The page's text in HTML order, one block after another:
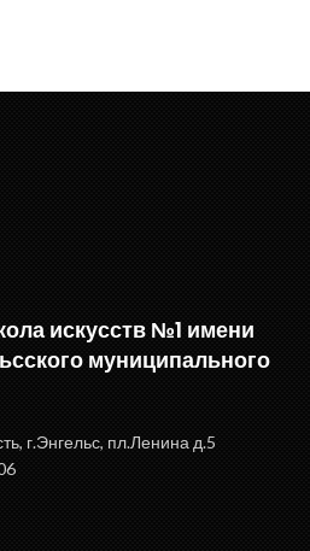
искусств №1 имени
муниципального
г.Энгельс, пл.Ленина д.5